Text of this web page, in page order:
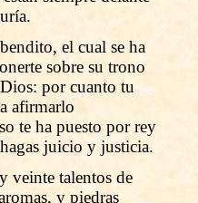
el cual se ha
sobre su trono
por cuanto tu
afirmarlo
te ha puesto por rey
juicio y justicia.
veinte talentos de
y piedras